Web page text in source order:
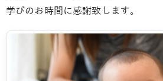
学びのお時間に感謝致します。